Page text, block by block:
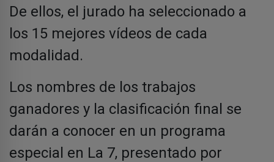
De ellos, el jurado ha seleccionado a
los 15 mejores vídeos de cada
modalidad.
Los nombres de los trabajos
ganadores y la clasificación final se
darán a conocer en un programa
especial en La 7, presentado por